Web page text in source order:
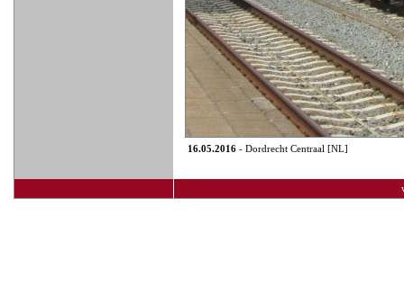
16.05.2016 - Dordrecht Centraal [NL]